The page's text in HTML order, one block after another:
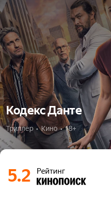
Кодекс Данте
Триллер  •  Кино  •  18+
5.2 Рейтинг